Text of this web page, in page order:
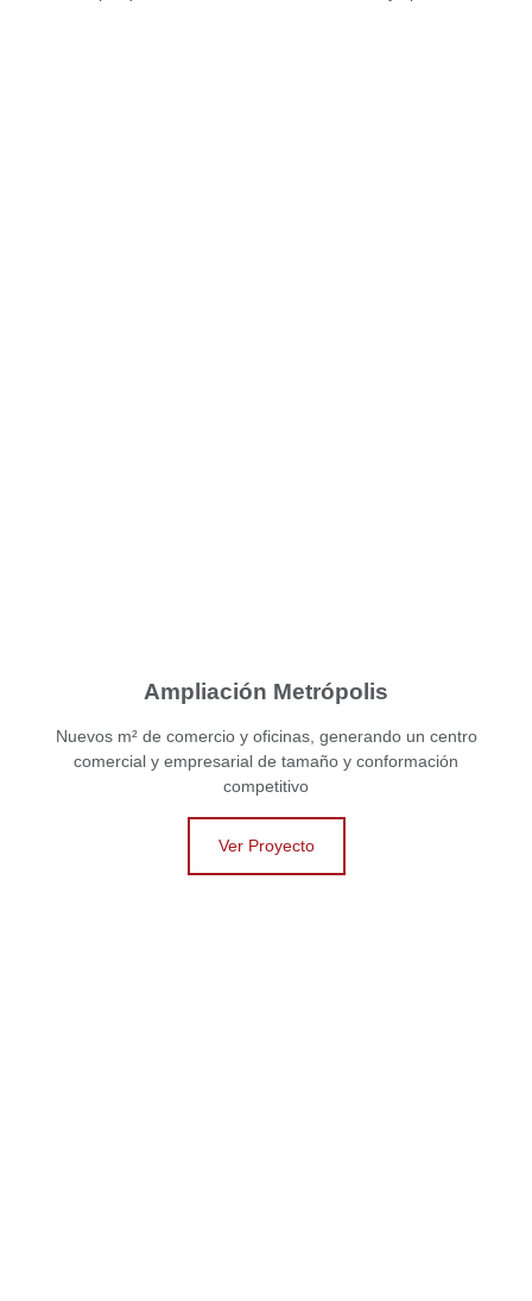
Ampliación Metrópolis
Nuevos m² de comercio y oficinas, generando un centro
comercial y empresarial de tamaño y conformación
competitivo
Ver Proyecto